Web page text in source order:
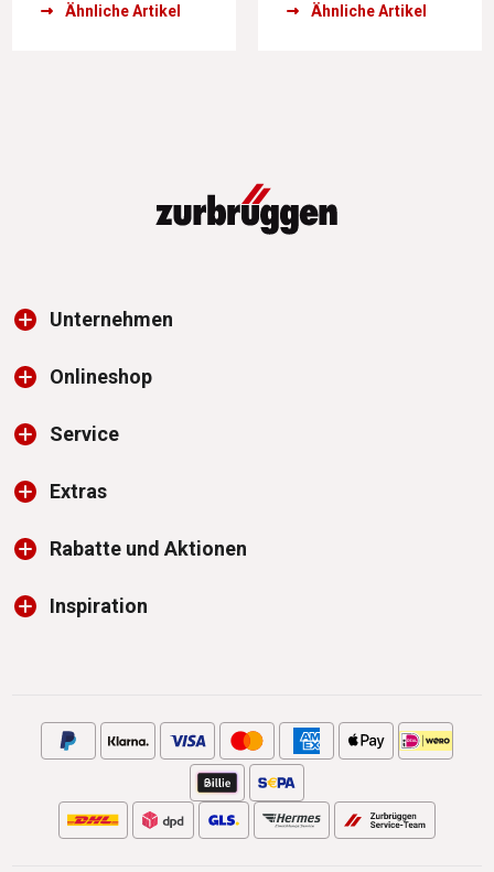
Ähnliche Artikel Ähnliche Artikel
Unternehmen
Onlineshop
Service
Extras
Rabatte und Aktionen
Inspiration